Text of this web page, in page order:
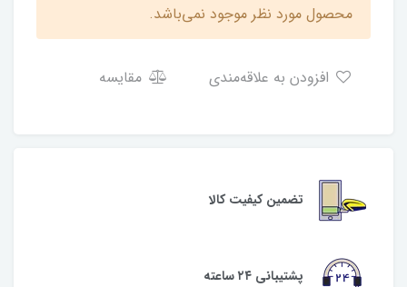
محصول مورد نظر موجود نمی‌باشد.
مقایسه
تضمین کیفیت کالا
پشتیبانی ۲۴ ساعته